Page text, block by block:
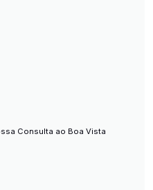
Consulta ao Boa Vista